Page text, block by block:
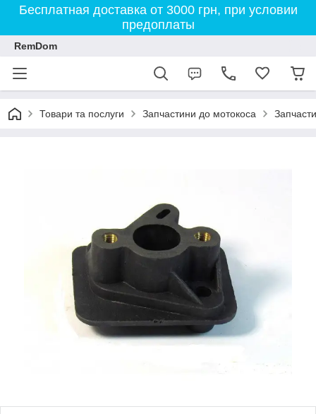
Бесплатная доставка от 3000 грн, при условии
предоплаты
RemDom
Товари та послуги Запчастини до мотокоса